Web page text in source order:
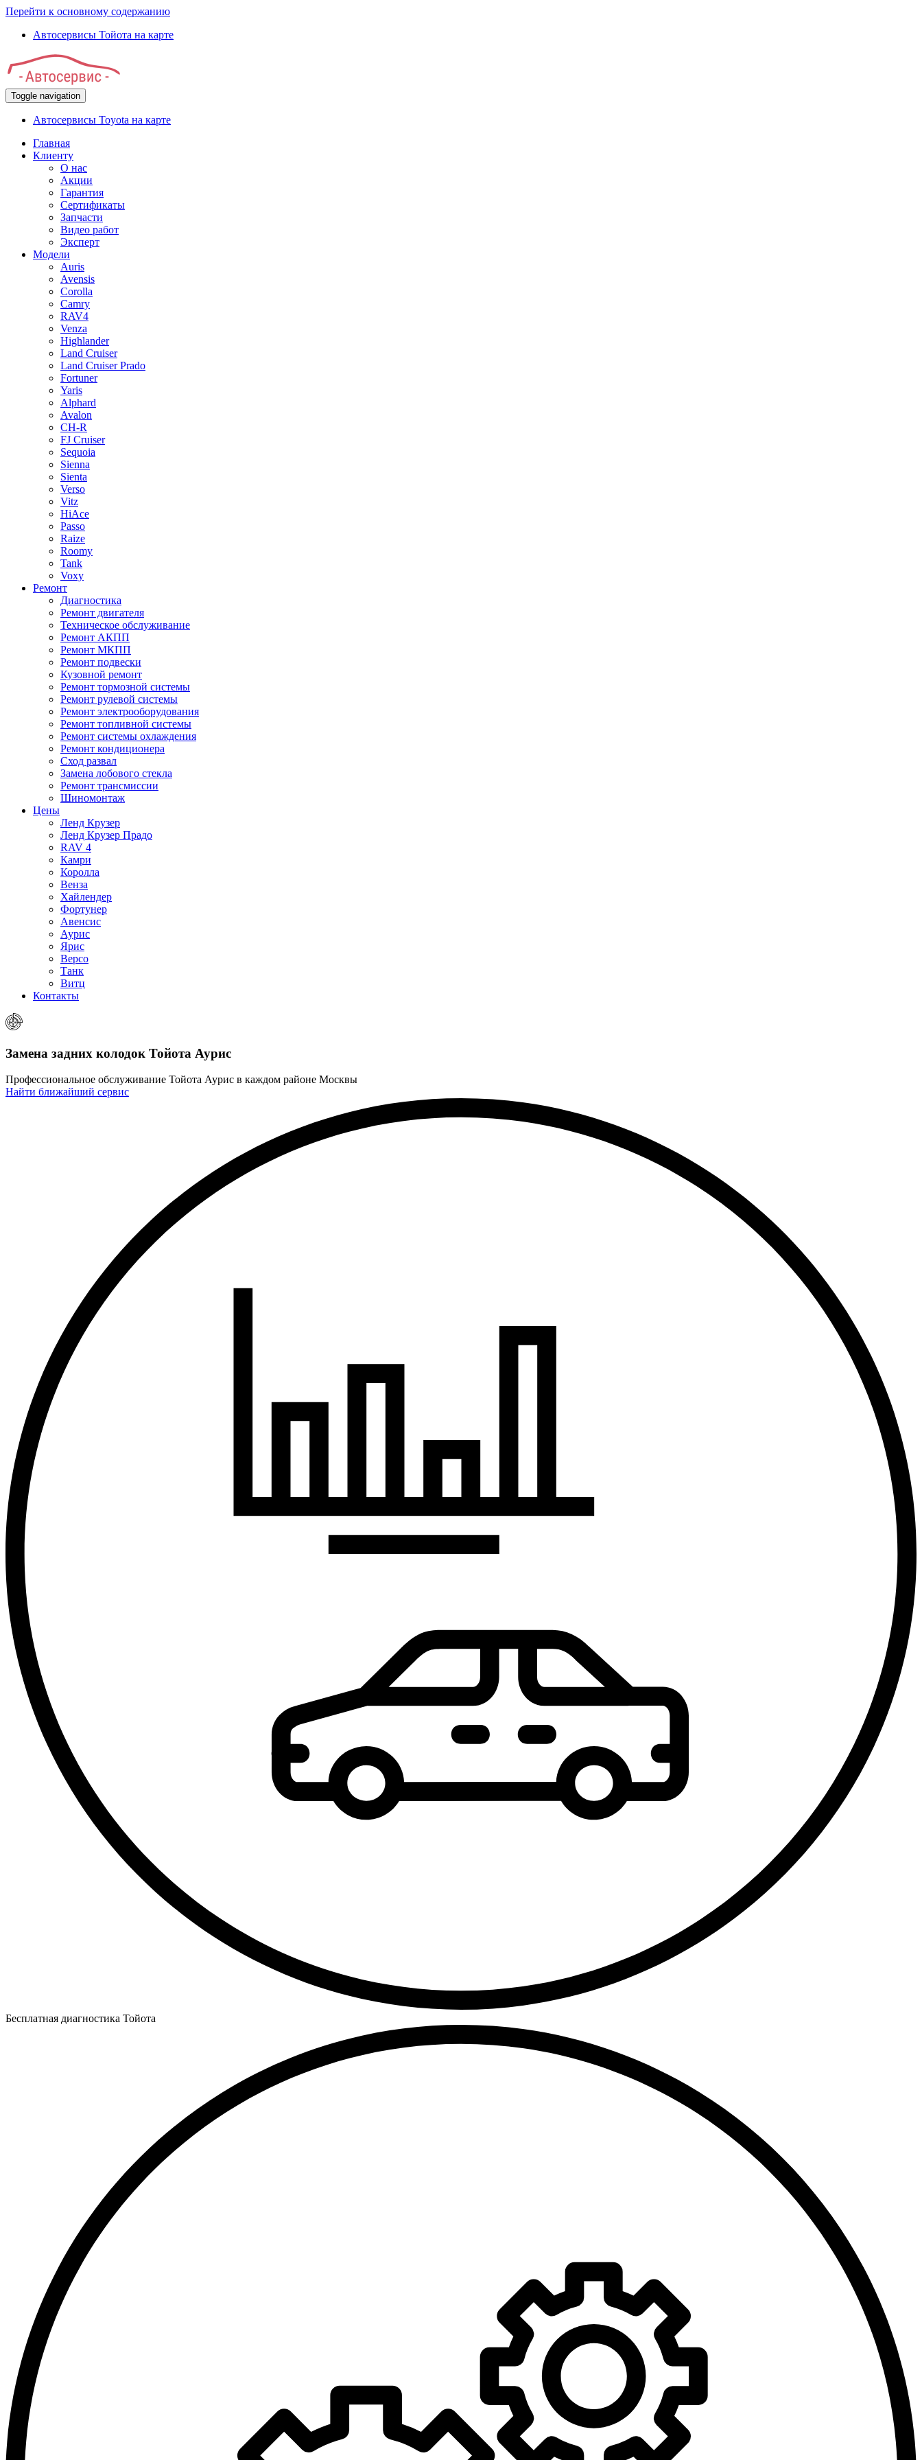
Перейти к основному содержанию
Автосервисы Тойота на карте
Toggle navigation
Автосервисы Toyota на карте
Главная
Клиенту
О нас
Акции
Гарантия
Сертификаты
Запчасти
Видео работ
Эксперт
Модели
Auris
Avensis
Corolla
Camry
RAV4
Venza
Highlander
Land Cruiser
Land Cruiser Prado
Fortuner
Yaris
Alphard
Avalon
CH-R
FJ Cruiser
Sequoia
Sienna
Sienta
Verso
Vitz
HiAce
Passo
Raize
Roomy
Tank
Voxy
Ремонт
Диагностика
Ремонт двигателя
Техническое обслуживание
Ремонт АКПП
Ремонт МКПП
Ремонт подвески
Кузовной ремонт
Ремонт тормозной системы
Ремонт рулевой системы
Ремонт электрооборудования
Ремонт топливной системы
Ремонт системы охлаждения
Ремонт кондиционера
Сход развал
Замена лобового стекла
Ремонт трансмиссии
Шиномонтаж
Цены
Ленд Крузер
Ленд Крузер Прадо
RAV 4
Камри
Королла
Венза
Хайлендер
Фортунер
Авенсис
Аурис
Ярис
Версо
Танк
Витц
Контакты
Замена задних колодок Тойота Аурис
Профессиональное обслуживание Тойота Аурис в каждом районе Москвы
Найти ближайший сервис
Бесплатная диагностика Тойота